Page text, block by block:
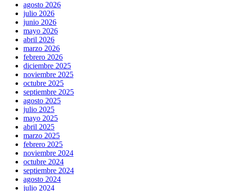
agosto 2026
julio 2026
junio 2026
mayo 2026
abril 2026
marzo 2026
febrero 2026
diciembre 2025
noviembre 2025
octubre 2025
septiembre 2025
agosto 2025
julio 2025
mayo 2025
abril 2025
marzo 2025
febrero 2025
noviembre 2024
octubre 2024
septiembre 2024
agosto 2024
julio 2024